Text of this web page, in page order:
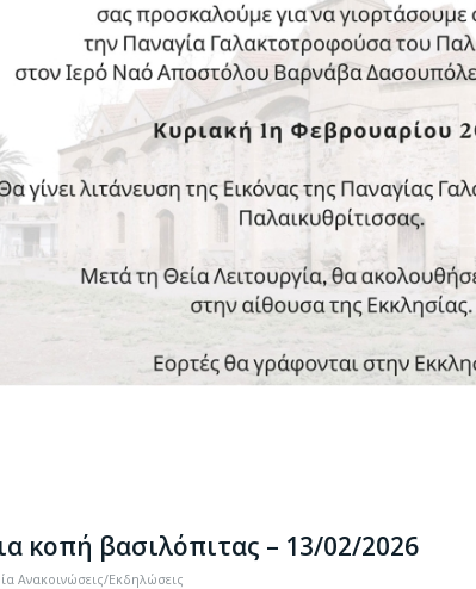
κοπή βασιλόπιτας – 13/02/2026
Ανακοινώσεις/Εκδηλώσεις